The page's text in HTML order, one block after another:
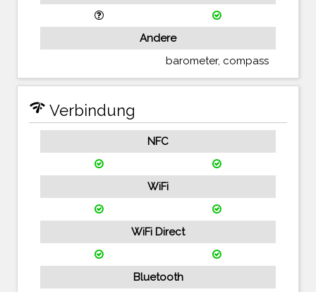
Andere
barometer, compass
network_check Verbindung
NFC
WiFi
WiFi Direct
Bluetooth